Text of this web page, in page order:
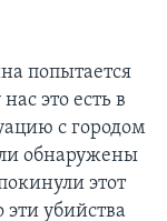
попытается
это есть в
с городом
обнаружены
этот
убийства